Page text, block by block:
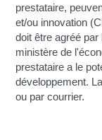
prestataire,
et/ou innovation
doit être agréé
ministère de
prestataire a le
développement.
ou par courrier.